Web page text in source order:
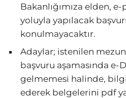
Bakanlığımıza elden,
yoluyla yapılacak
konulmayacaktır.
Adaylar; istenilen
başvuru aşamasında e-
gelmemesi halinde,
ederek belgelerini pdf